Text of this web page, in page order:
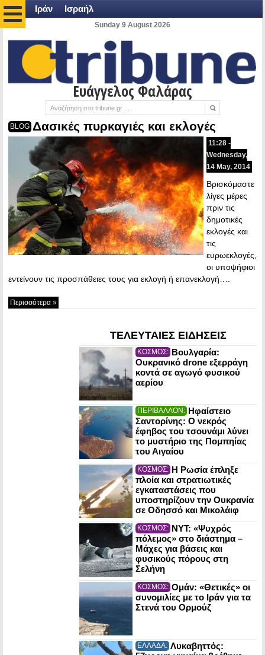
Ιράν Ισραήλ
Sunday 9 August 2026
Ευάγγελος Φαλάρας
BLOG Δασικές πυρκαγιές και εκλογές
11:28 -
Wednesday,
14 May, 2014
Βρισκόμαστε
λίγες μέρες
πριν τις
δημοτικές
εκλογές και
τις
ευρωεκλογές,
οι υποψήφιοι
εντείνουν τις προσπάθειες τους για εκλογή ή επανεκλογή….
Περισσότερα »
ΤΕΛΕΥΤΑΙΕΣ ΕΙΔΗΣΕΙΣ
ΚΟΣΜΟΣ: Βουλγαρία:
Ουκρανικό drone εξερράγη
κοντά σε αγωγό φυσικού
αερίου
ΠΕΡΙΒΑΛΛΟΝ: Ηφαίστειο
Σαντορίνης: Ο νεκρός
έφηβος του τσουνάμι λύνει
το μυστήριο της Πομπηίας
του Αιγαίου
ΚΟΣΜΟΣ: Η Ρωσία έπληξε
πλοία και στρατιωτικές
εγκαταστάσεις που
υποστηρίζουν την Ουκρανία
σε Οδησσό και Μικολάιφ
ΚΟΣΜΟΣ: NYT: «Ψυχρός
πόλεμος» στο διάστημα –
Μάχες για βάσεις και
φυσικούς πόρους στη
Σελήνη
ΚΟΣΜΟΣ: Ομάν: «Θετικές» οι
συνομιλίες με το Ιράν για τα
Στενά του Ορμούζ
ΕΛΛΑΔΑ: Λυκαβηττός: